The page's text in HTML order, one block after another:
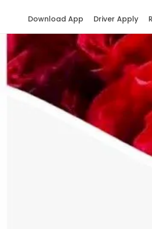
Driver Apply
Download App